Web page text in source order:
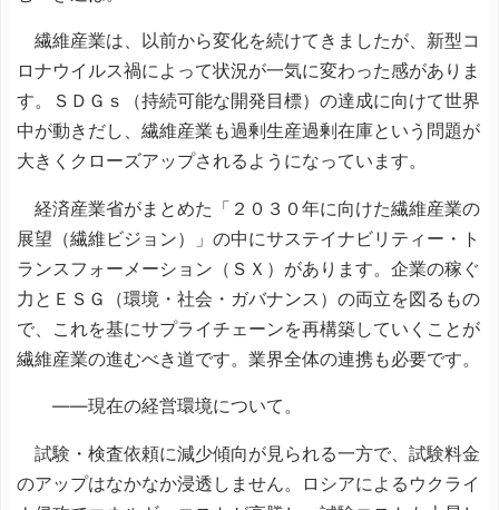
繊維産業は、以前から変化を続けてきましたが、新型コ
ロナウイルス禍によって状況が一気に変わった感がありま
す。ＳＤＧｓ（持続可能な開発目標）の達成に向けて世界
中が動きだし、繊維産業も過剰生産過剰在庫という問題が
大きくクローズアップされるようになっています。
経済産業省がまとめた「２０３０年に向けた繊維産業の
展望（繊維ビジョン）」の中にサステイナビリティー・ト
ランスフォーメーション（ＳＸ）があります。企業の稼ぐ
力とＥＳＧ（環境・社会・ガバナンス）の両立を図るもの
で、これを基にサプライチェーンを再構築していくことが
繊維産業の進むべき道です。業界全体の連携も必要です。
――現在の経営環境について。
試験・検査依頼に減少傾向が見られる一方で、試験料金
のアップはなかなか浸透しません。ロシアによるウクライ